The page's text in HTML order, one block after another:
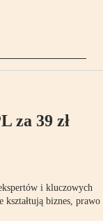
za 39 zł
i kluczowych
kształtują biznes, prawo